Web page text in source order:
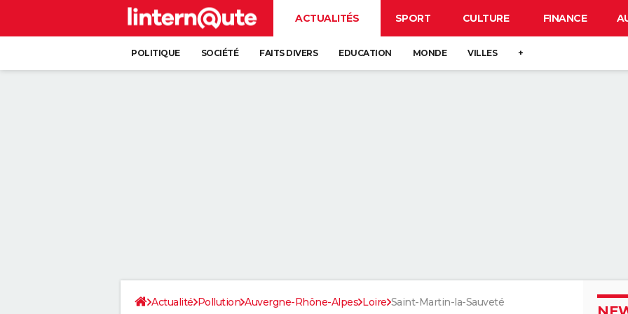
ACTUALITÉS SPORT CULTURE FINANCE
POLITIQUE SOCIÉTÉ FAITS DIVERS EDUCATION MONDE VILLES +
Actualité Pollution Auvergne-Rhône-Alpes Loire Saint-Martin-la-Sauveté